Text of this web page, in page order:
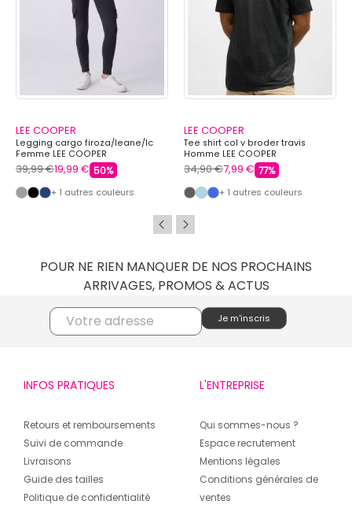
LEE COOPER
Legging cargo firoza/leane/lc
Femme LEE COOPER
39,99 €19,99 € 50%
+ 1 autres couleurs
LEE COOPER
Tee shirt col v broder travis
Homme LEE COOPER
34,90 €7,99 € 77%
+ 1 autres couleurs
POUR NE RIEN MANQUER DE NOS PROCHAINS
ARRIVAGES, PROMOS & ACTUS
INFOS PRATIQUES
Retours et remboursements
Suivi de commande
Livraisons
Guide des tailles
Politique de confidentialité
L'ENTREPRISE
Qui sommes-nous ?
Espace recrutement
Mentions légales
Conditions générales de
ventes